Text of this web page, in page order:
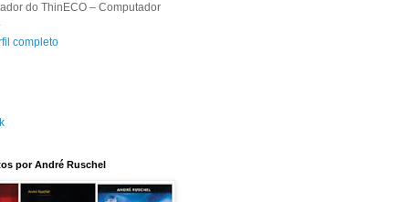
do ThinECO – Computador
completo
por André Ruschel